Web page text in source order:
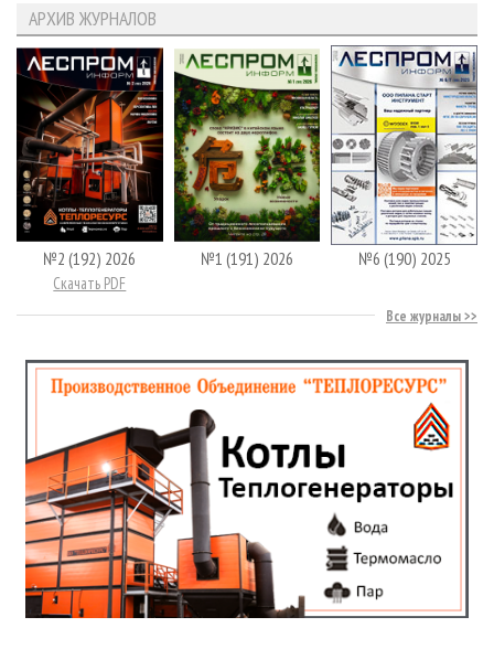
АРХИВ ЖУРНАЛОВ
№2 (192) 2026
Скачать PDF
№1 (191) 2026 №6 (190) 2025
Все журналы